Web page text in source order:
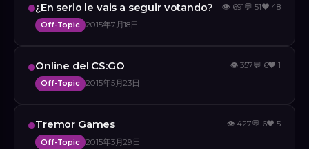
¿En serio le vais a seguir votando?
Off-Topic 2015年7月18日
👁 691💬 51❤️48
Online del CS:GO
Off-Topic 2015年5月23日
👁357💬 6❤️1
Tremor Games
Off-Topic 2015年3月29日
👁427💬 6❤️5